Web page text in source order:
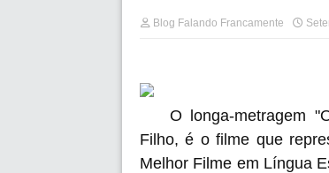
Blog Falando Francamente
O longa-metragem
Filho, é o filme que
Melhor Filme em Língua